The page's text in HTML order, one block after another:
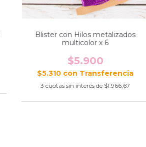
Blister con Hilos metalizados
multicolor x 6
$5.900
$5.310 con
3 cuotas sin interés de $1.966,67